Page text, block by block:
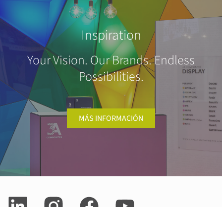
Inspiration
Your Vision. Our Brands. Endless
Possibilities.
MÁS INFORMACIÓN